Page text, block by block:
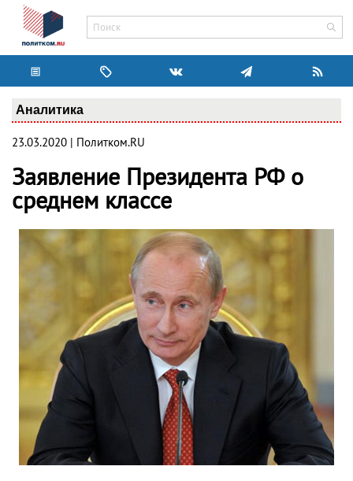
Аналитика
23.03.2020 | Политком.RU
Заявление Президента РФ о
среднем классе